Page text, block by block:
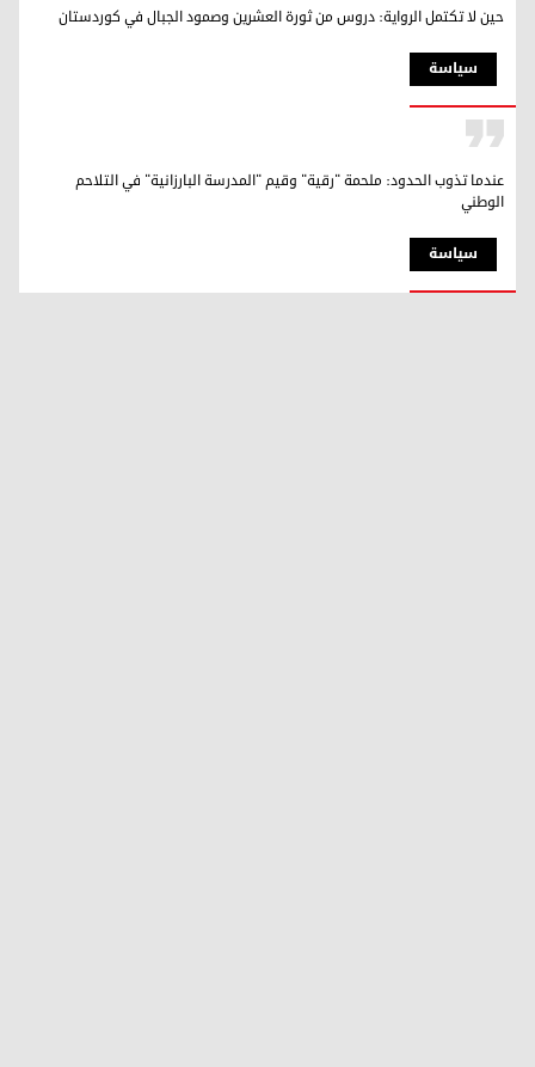
سیاسة
حين لا تكتمل الرواية: دروس من ثورة العشرين وصمود الجبال في كوردستان
سیاسة
عندما تذوب الحدود: ملحمة "رقية" وقيم "المدرسة البارزانية" في التلاحم
الوطني